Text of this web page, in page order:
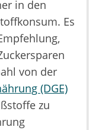
in den
Es
von der
(DGE)
zu